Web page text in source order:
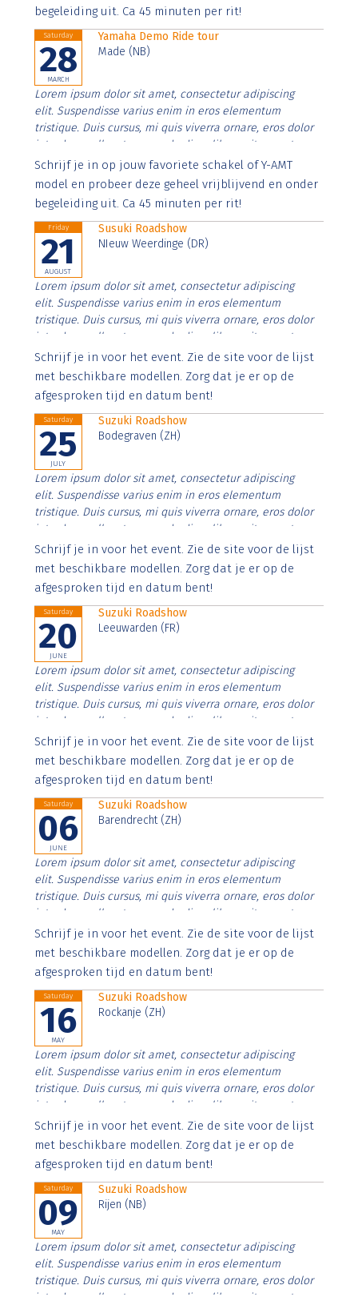
begeleiding uit. Ca 45 minuten per rit!
Saturday
28
MARCH
Yamaha Demo Ride tour
Made (NB)
Lorem ipsum dolor sit amet, consectetur adipiscing
elit. Suspendisse varius enim in eros elementum
tristique. Duis cursus, mi quis viverra ornare, eros dolor
interdum nulla, ut commodo diam libero vitae erat.
Aenean faucibus nibh et justo cursus id rutrum lorem
imperdiet. Nunc ut sem vitae risus tristique posuere.
Schrijf je in op jouw favoriete schakel of Y-AMT
model en probeer deze geheel vrijblijvend en onder
begeleiding uit. Ca 45 minuten per rit!
Friday
21
AUGUST
Susuki Roadshow
NIeuw Weerdinge (DR)
Lorem ipsum dolor sit amet, consectetur adipiscing
elit. Suspendisse varius enim in eros elementum
tristique. Duis cursus, mi quis viverra ornare, eros dolor
interdum nulla, ut commodo diam libero vitae erat.
Aenean faucibus nibh et justo cursus id rutrum lorem
imperdiet. Nunc ut sem vitae risus tristique posuere.
Schrijf je in voor het event. Zie de site voor de lijst
met beschikbare modellen. Zorg dat je er op de
afgesproken tijd en datum bent!
Saturday
25
JULY
Suzuki Roadshow
Bodegraven (ZH)
Lorem ipsum dolor sit amet, consectetur adipiscing
elit. Suspendisse varius enim in eros elementum
tristique. Duis cursus, mi quis viverra ornare, eros dolor
interdum nulla, ut commodo diam libero vitae erat.
Aenean faucibus nibh et justo cursus id rutrum lorem
imperdiet. Nunc ut sem vitae risus tristique posuere.
Schrijf je in voor het event. Zie de site voor de lijst
met beschikbare modellen. Zorg dat je er op de
afgesproken tijd en datum bent!
Saturday
20
JUNE
Suzuki Roadshow
Leeuwarden (FR)
Lorem ipsum dolor sit amet, consectetur adipiscing
elit. Suspendisse varius enim in eros elementum
tristique. Duis cursus, mi quis viverra ornare, eros dolor
interdum nulla, ut commodo diam libero vitae erat.
Aenean faucibus nibh et justo cursus id rutrum lorem
imperdiet. Nunc ut sem vitae risus tristique posuere.
Schrijf je in voor het event. Zie de site voor de lijst
met beschikbare modellen. Zorg dat je er op de
afgesproken tijd en datum bent!
Saturday
06
JUNE
Suzuki Roadshow
Barendrecht (ZH)
Lorem ipsum dolor sit amet, consectetur adipiscing
elit. Suspendisse varius enim in eros elementum
tristique. Duis cursus, mi quis viverra ornare, eros dolor
interdum nulla, ut commodo diam libero vitae erat.
Aenean faucibus nibh et justo cursus id rutrum lorem
imperdiet. Nunc ut sem vitae risus tristique posuere.
Schrijf je in voor het event. Zie de site voor de lijst
met beschikbare modellen. Zorg dat je er op de
afgesproken tijd en datum bent!
Saturday
16
MAY
Suzuki Roadshow
Rockanje (ZH)
Lorem ipsum dolor sit amet, consectetur adipiscing
elit. Suspendisse varius enim in eros elementum
tristique. Duis cursus, mi quis viverra ornare, eros dolor
interdum nulla, ut commodo diam libero vitae erat.
Aenean faucibus nibh et justo cursus id rutrum lorem
imperdiet. Nunc ut sem vitae risus tristique posuere.
Schrijf je in voor het event. Zie de site voor de lijst
met beschikbare modellen. Zorg dat je er op de
afgesproken tijd en datum bent!
Saturday
09
MAY
Suzuki Roadshow
Rijen (NB)
Lorem ipsum dolor sit amet, consectetur adipiscing
elit. Suspendisse varius enim in eros elementum
tristique. Duis cursus, mi quis viverra ornare, eros dolor
interdum nulla, ut commodo diam libero vitae erat.